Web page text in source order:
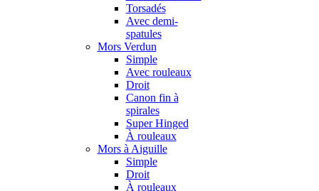
Torsadés
Avec demi-
spatules
Mors Verdun
Simple
Avec rouleaux
Droit
Canon fin à
spirales
Super Hinged
À rouleaux
Mors à Aiguille
Simple
Droit
À rouleaux